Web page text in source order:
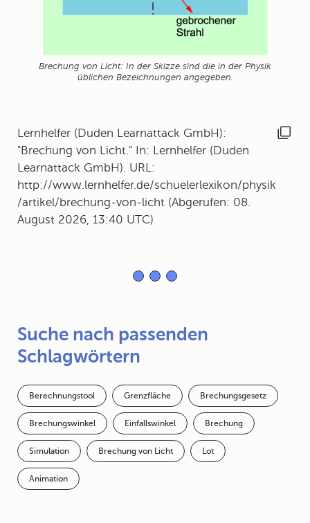
Brechung von Licht: In der Skizze sind die in der Physik
üblichen Bezeichnungen angegeben.
Lernhelfer (Duden Learnattack GmbH):
"Brechung von Licht." In: Lernhelfer (Duden
Learnattack GmbH). URL:
http://www.lernhelfer.de/schuelerlexikon/physik
/artikel/brechung-von-licht (Abgerufen: 08.
August 2026, 13:40 UTC)
Suche nach passenden
Schlagwörtern
Berechnungstool Grenzfläche Brechungsgesetz
Brechungswinkel Einfallswinkel Brechung
Simulation Brechung von Licht Lot
Animation